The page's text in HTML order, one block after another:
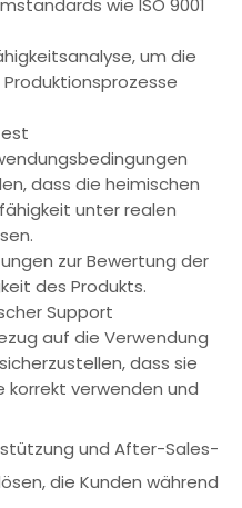
wie ISO 9001
um die
dass die heimischen
unter realen
zur Bewertung der
des Produkts.
Support
auf die Verwendung
dass sie
korrekt verwenden und
und After-Sales-
die Kunden während